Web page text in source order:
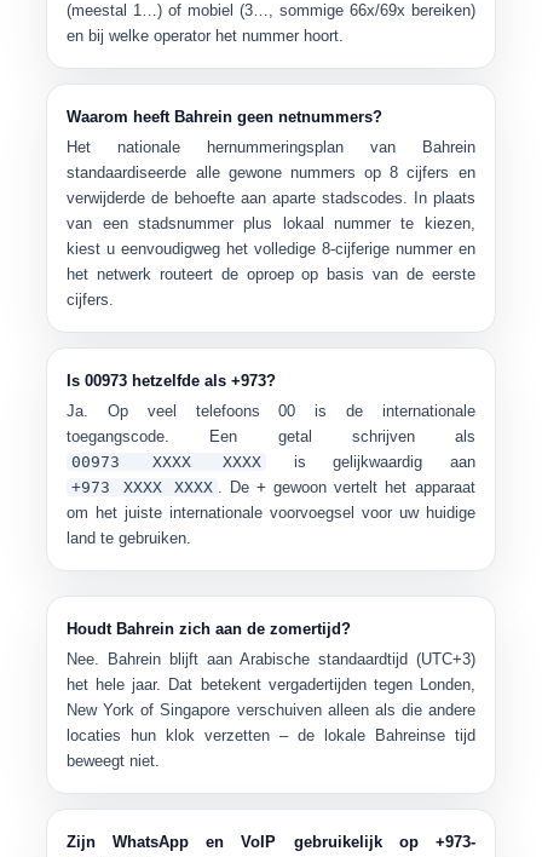
(meestal 1…) of mobiel (3…, sommige 66x/69x bereiken)
en bij welke operator het nummer hoort.
Waarom heeft Bahrein geen netnummers?
Het nationale hernummeringsplan van Bahrein
standaardiseerde alle gewone nummers op 8 cijfers en
verwijderde de behoefte aan aparte stadscodes. In plaats
van een stadsnummer plus lokaal nummer te kiezen,
kiest u eenvoudigweg het volledige 8-cijferige nummer en
het netwerk routeert de oproep op basis van de eerste
cijfers.
Is 00973 hetzelfde als +973?
Ja. Op veel telefoons00 is de internationale
toegangscode. Een getal schrijven als
00973 XXXX XXXX
is gelijkwaardig aan
+973 XXXX XXXX . De+ gewoon vertelt het apparaat
om het juiste internationale voorvoegsel voor uw huidige
land te gebruiken.
Houdt Bahrein zich aan de zomertijd?
Nee. Bahrein blijft aanArabische standaardtijd (UTC+3)
het hele jaar. Dat betekent vergadertijden tegen Londen,
New York of Singapore verschuiven alleen als die andere
locaties hun klok verzetten – de lokale Bahreinse tijd
beweegt niet.
Zijn WhatsApp en VoIP gebruikelijk op +973-